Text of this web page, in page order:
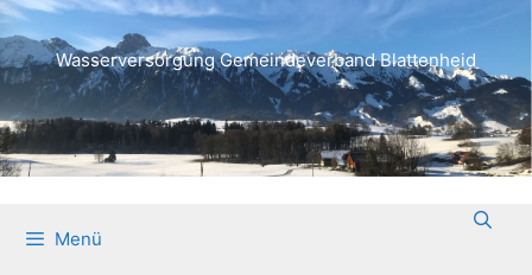
Wasserversorgung Gemeindeverband Blattenheid
Menü